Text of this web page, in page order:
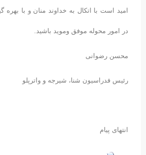
امید است با اتکال به خداوند منان و با بهره
در امور محوله موفق وموید باشید.
محسن رضوانی
رئیس فدراسیون شنا، شیرجه و واترپلو
انتهای پیام